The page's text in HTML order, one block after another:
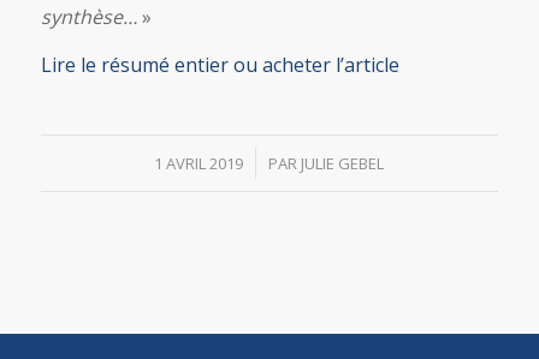
synthèse…»
Lire le résumé entier ou acheter l’article
1 AVRIL 2019
/ PAR JULIE GEBEL